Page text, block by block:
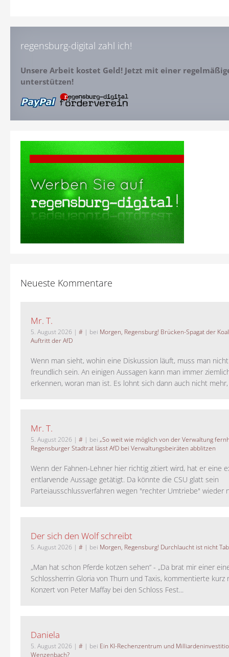
regensburg-digital zahl ich!
Unsere Arbeit kostet Geld! Jetzt mit einer
unterstützen!
Neueste Kommentare
Mr. T.
5. August 2026 | # | bei Morgen, Regensburg! Brücken-Spagat der
Auftritt der AfD
Wenn man sieht, wohin eine Diskussion läuft, muss man
freundlich sein. An einigen Aussagen kann man immer
erkennen, woran man ist. Es lohnt sich dann auch nicht mehr,
Mr. T.
5. August 2026 | # | bei „So weit wie möglich von der Verwaltung
Regensburger Stadtrat lässt AfD bei Verwaltungsbeiräten abblitzen
Wenn der Fahnen-Lehner hier richtig zitiert wird, hat er eine
entlarvende Aussage getätigt. Da könnte die CSU glatt sein
Parteiausschlussverfahren wegen "rechter Umtriebe" wieder
Der sich den Wolf schreibt
5. August 2026 | # | bei Morgen, Regensburg! Durchlaucht ist nicht
„Man hat schon Pferde kotzen sehen“ - „Da brat mir einer
Schlossherrin Gloria von Thurn und Taxis, kommentierte kurz
Konzert von Peter Maffay bei den Schloss Fest...
Daniela
5. August 2026 | # | bei Ein KI-Rechenzentrum und
Wenzenbach?